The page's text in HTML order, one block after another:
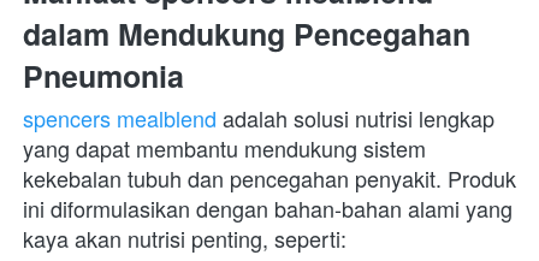
dalam Mendukung Pencegahan
Pneumonia
spencers mealblend adalah solusi nutrisi lengkap
yang dapat membantu mendukung sistem
kekebalan tubuh dan pencegahan penyakit. Produk
ini diformulasikan dengan bahan-bahan alami yang
kaya akan nutrisi penting, seperti: